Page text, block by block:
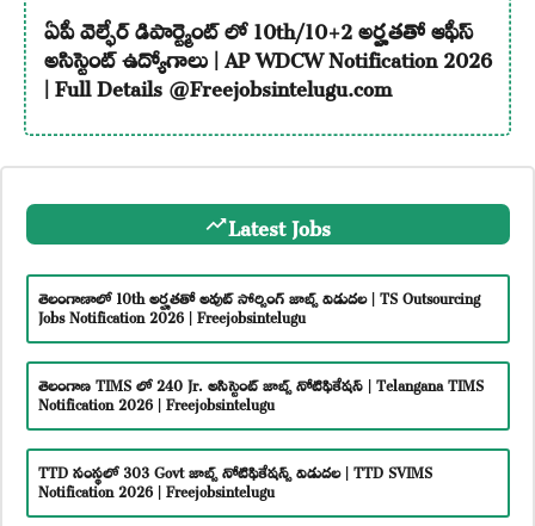
ఏపీ వెల్ఫేర్ డిపార్ట్మెంట్ లో 10th/10+2 అర్హతతో ఆఫీస్
అసిస్టెంట్ ఉద్యోగాలు | AP WDCW Notification 2026
| Full Details @Freejobsintelugu.com
Latest Jobs
తెలంగాణాలో 10th అర్హతతో అవుట్ సోర్సింగ్ జాబ్స్ విడుదల | TS Outsourcing
Jobs Notification 2026 | Freejobsintelugu
తెలంగాణ TIMS లో 240 Jr. అసిస్టెంట్ జాబ్స్ నోటిఫికేషన్ | Telangana TIMS
Notification 2026 | Freejobsintelugu
TTD సంస్థలో 303 Govt జాబ్స్ నోటిఫికేషన్స్ విడుదల | TTD SVIMS
Notification 2026 | Freejobsintelugu